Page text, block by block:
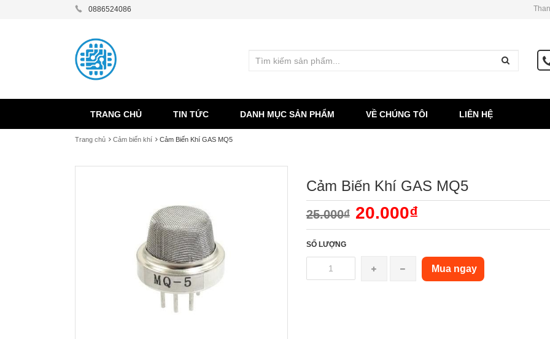
0886524086
TRANG CHỦ TIN TỨC DANH MỤC SẢN PHẨM VỀ CHÚNG TÔI LIÊN HỆ
Trang chủ Cảm biến khí Cảm Biến Khí GAS MQ5
Cảm Biến Khí GAS MQ5
25.000₫ 20.000₫
SỐ LƯỢNG
Mua ngay